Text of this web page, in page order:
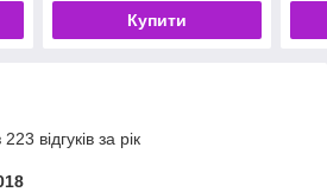
Купити
відгуків за рік